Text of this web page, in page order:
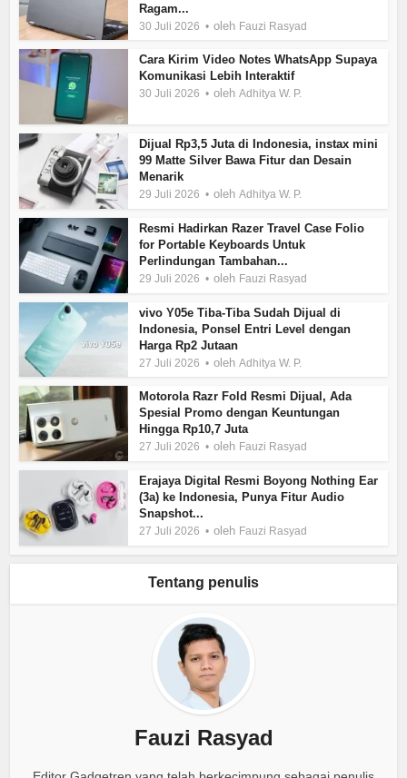
Ragam...
30 Juli 2026 oleh Fauzi Rasyad
Cara Kirim Video Notes WhatsApp Supaya
Komunikasi Lebih Interaktif
30 Juli 2026 olehAdhitya W. P.
Dijual Rp3,5 Juta di Indonesia, instax mini
99 Matte Silver Bawa Fitur dan Desain
Menarik
29 Juli 2026 olehAdhitya W. P.
Resmi Hadirkan Razer Travel Case Folio
for Portable Keyboards Untuk
Perlindungan Tambahan...
29 Juli 2026 oleh Fauzi Rasyad
vivo Y05e Tiba-Tiba Sudah Dijual di
Indonesia, Ponsel Entri Level dengan
Harga Rp2 Jutaan
27 Juli 2026 olehAdhitya W. P.
Motorola Razr Fold Resmi Dijual, Ada
Spesial Promo dengan Keuntungan
Hingga Rp10,7 Juta
27 Juli 2026 oleh Fauzi Rasyad
Erajaya Digital Resmi Boyong Nothing Ear
(3a) ke Indonesia, Punya Fitur Audio
Snapshot...
27 Juli 2026 oleh Fauzi Rasyad
Tentang penulis
Fauzi Rasyad